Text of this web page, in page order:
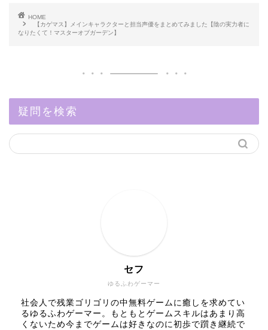
HOME
【カゲマス】メインキャラクターと担当声優をまとめてみました【陰の実力者に
なりたくて！マスターオブガーデン】
疑問を検索
ゆるふわゲーマー
セフ
社会人で残業ゴリゴリの中無料ゲームに癒しを求めてい
るゆるふわゲーマー。もともとゲームスキルはあまり高
くないため今までゲームは好きなのに初歩で躓き継続で